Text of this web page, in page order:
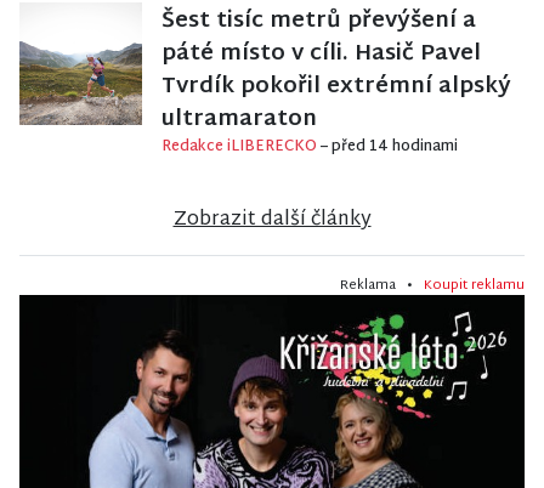
Šest tisíc metrů převýšení a
páté místo v cíli. Hasič Pavel
Tvrdík pokořil extrémní alpský
ultramaraton
Redakce iLIBERECKO– před 14 hodinami
Zobrazit další články
Reklama • Koupit reklamu